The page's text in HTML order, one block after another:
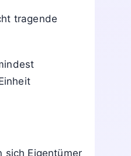
tragende
sich Eigentümer